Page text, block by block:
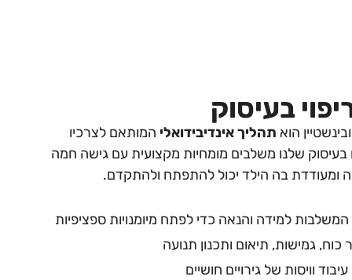
בעיסוק
הוא תהליך אינדיבידואלי המותאם לצרכיו
בעיסוק שלנו משלבים מומחיות מקצועית עם גישה חמה
ומעודדת בה הילד יכול להתפתח ולהתקדם.
למידה והנאה כדי לפתח מיומנויות ספציפיות
כוח, גמישות, תיאום ותכנון תנועה
וויסות של גירויים חושיים